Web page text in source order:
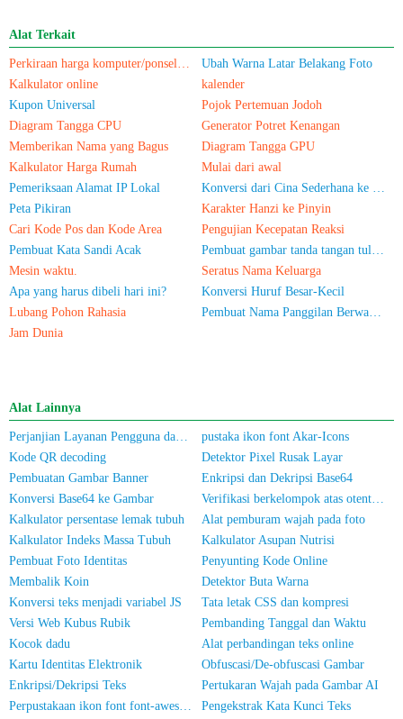
Alat Terkait
Perkiraan harga komputer/ponsel bekas
Ubah Warna Latar Belakang Foto
Kalkulator online
kalender
Kupon Universal
Pojok Pertemuan Jodoh
Diagram Tangga CPU
Generator Potret Kenangan
Memberikan Nama yang Bagus
Diagram Tangga GPU
Kalkulator Harga Rumah
Mulai dari awal
Pemeriksaan Alamat IP Lokal
Konversi dari Cina Sederhana ke Cina Tradisional
Peta Pikiran
Karakter Hanzi ke Pinyin
Cari Kode Pos dan Kode Area
Pengujian Kecepatan Reaksi
Pembuat Kata Sandi Acak
Pembuat gambar tanda tangan tulisan tangan
Mesin waktu.
Seratus Nama Keluarga
Apa yang harus dibeli hari ini?
Konversi Huruf Besar-Kecil
Lubang Pohon Rahasia
Pembuat Nama Panggilan Berwarna untuk WeChat
Jam Dunia
Alat Lainnya
Perjanjian Layanan Pengguna dan Kebijakan Privasi
pustaka ikon font Akar-Icons
Kode QR decoding
Detektor Pixel Rusak Layar
Pembuatan Gambar Banner
Enkripsi dan Dekripsi Base64
Konversi Base64 ke Gambar
Verifikasi berkelompok atas otentikasi nama sebenarnya untuk nomor ponsel/Kartu Identitas
Kalkulator persentase lemak tubuh
Alat pemburam wajah pada foto
Kalkulator Indeks Massa Tubuh
Kalkulator Asupan Nutrisi
Pembuat Foto Identitas
Penyunting Kode Online
Membalik Koin
Detektor Buta Warna
Konversi teks menjadi variabel JS
Tata letak CSS dan kompresi
Versi Web Kubus Rubik
Pembanding Tanggal dan Waktu
Kocok dadu
Alat perbandingan teks online
Kartu Identitas Elektronik
Obfuscasi/De-obfuscasi Gambar
Enkripsi/Dekripsi Teks
Pertukaran Wajah pada Gambar AI
Perpustakaan ikon font font-awesome
Pengekstrak Kata Kunci Teks